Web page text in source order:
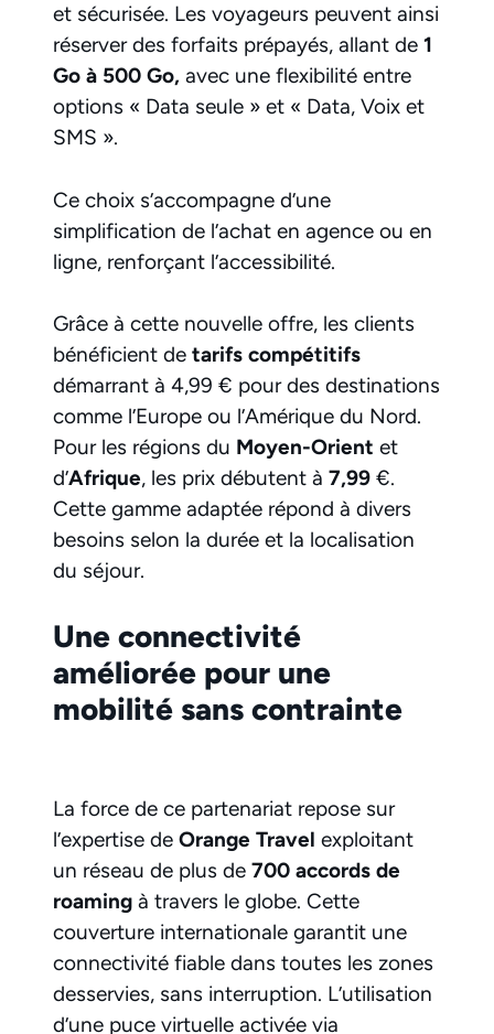
et sécurisée. Les voyageurs peuvent ainsi
réserver des forfaits prépayés, allant de 1
Go à 500 Go, avec une flexibilité entre
options « Data seule » et « Data, Voix et
SMS ».
Ce choix s’accompagne d’une
simplification de l’achat en agence ou en
ligne, renforçant l’accessibilité.
Grâce à cette nouvelle offre, les clients
bénéficient de tarifs compétitifs
démarrant à 4,99 € pour des destinations
comme l’Europe ou l’Amérique du Nord.
Pour les régions du Moyen-Orient et
d’Afrique, les prix débutent à 7,99 €.
Cette gamme adaptée répond à divers
besoins selon la durée et la localisation
du séjour.
Une connectivité
améliorée pour une
mobilité sans contrainte
La force de ce partenariat repose sur
l’expertise de Orange Travel exploitant
un réseau de plus de 700 accords de
roaming à travers le globe. Cette
couverture internationale garantit une
connectivité fiable dans toutes les zones
desservies, sans interruption. L’utilisation
d’une puce virtuelle activée via